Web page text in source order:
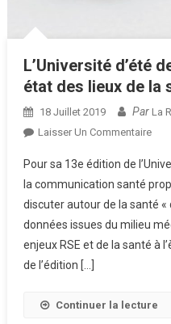
L’Université d’été
état des lieux de la
18 Juillet 2019 Par La
Laisser Un CommentaireSur
De
La
E-
Pour sa 13e édition de
la communication santé
discuter autour de la santé «
données issues du milieu
enjeux RSE et de la santé à
de l’édition […]
Continuer la lecture